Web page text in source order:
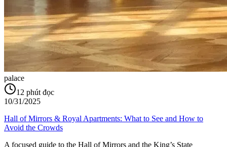
palace
12 phút đọc
10/31/2025
Hall of Mirrors & Royal Apartments: What to See and How to
Avoid the Crowds
A focused guide to the Hall of Mirrors and the King’s State